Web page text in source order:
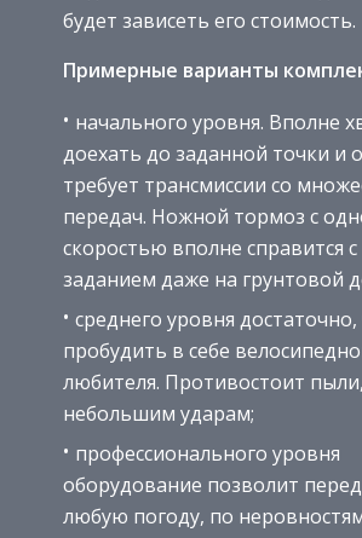
будет зависеть его стоимость.
Примерные варианты
начального уровня. Вполне
доехать до заданной точки и
требует трансмиссии со
передач. Ножной тормоз с
скоростью вполне справится
заданием даже на грунтовой
среднего уровня
пробудить в себе
любителя. Противостоит
небольшим ударам;
профессионального уровня
оборудование позволит
любую погоду, по